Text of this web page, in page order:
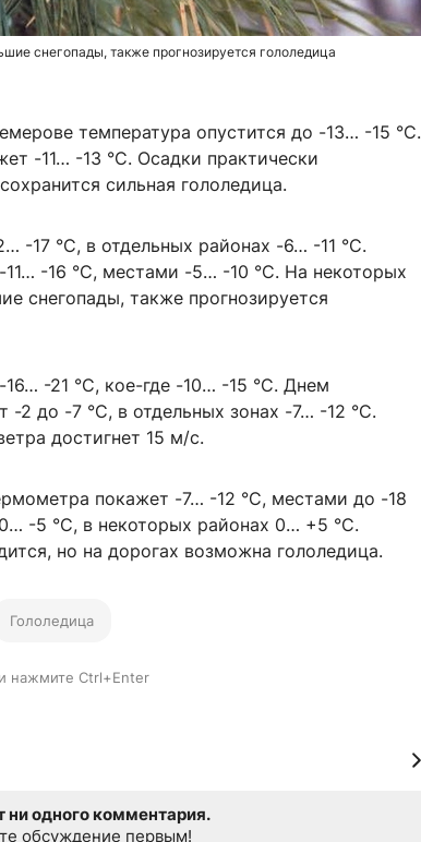
снегопады, также прогнозируется гололедица
температура опустится до -13… -15 °C.
-11… -13 °C. Осадки практически
сильная гололедица.
-17 °C, в отдельных районах -6… -11 °C.
-16 °C, местами -5… -10 °C. На некоторых
снегопады, также прогнозируется
-21 °C, кое-где -10… -15 °C. Днем
-2 до -7 °C, в отдельных зонах -7… -12 °C.
достигнет 15 м/с.
покажет -7… -12 °C, местами до -18
-5 °C, в некоторых районах 0… +5 °C.
но на дорогах возможна гололедица.
Гололедица
нажмите Ctrl+Enter
ни одного комментария.
обсуждение первым!